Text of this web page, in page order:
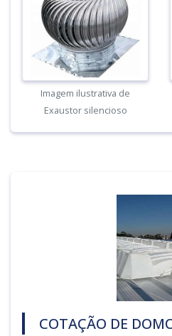
Imagem ilustrativa de
Exaustor silencioso
COTAÇÃO DE